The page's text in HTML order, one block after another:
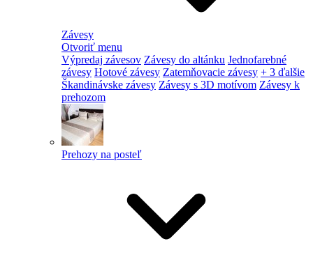
Závesy
Otvoriť menu
Výpredaj závesov Závesy do altánku Jednofarebné
závesy Hotové závesy Zatemňovacie závesy + 3 ďalšie
Škandinávske závesy Závesy s 3D motívom Závesy k
prehozom
Prehozy na posteľ